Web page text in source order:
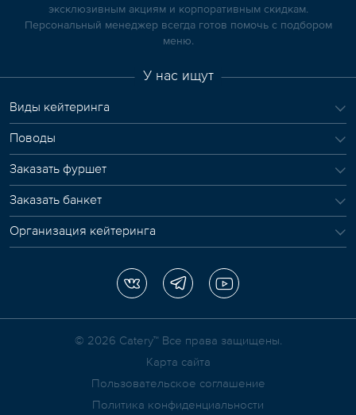
эксклюзивным акциям и корпоративным скидкам.
Персональный менеджер всегда готов помочь с подбором
меню.
У нас ищут
Виды кейтеринга
Поводы
Заказать фуршет
Заказать банкет
Организация кейтеринга
© 2026 Сatery™ Все права защищены.
Карта сайта
Пользовательское соглашение
Политика конфиденциальности